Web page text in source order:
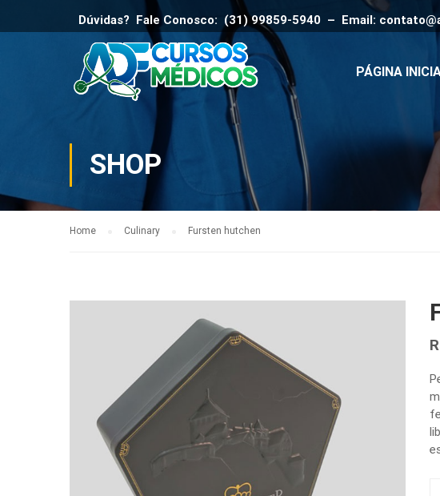
Dúvidas? Fale Conosco: (31) 99859-5940 – Email:
PÁGINA
SHOP
Home Culinary Fursten hutchen